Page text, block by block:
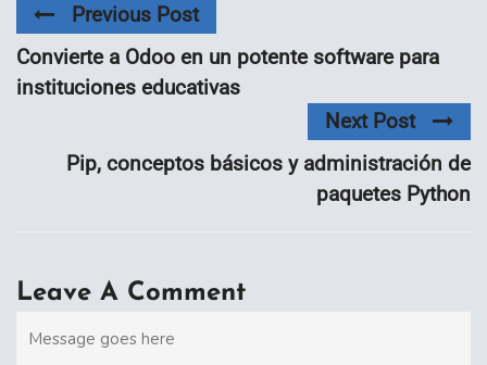
Previous Post
Convierte a Odoo en un potente software para
instituciones educativas
Next Post
Pip, conceptos básicos y administración de
paquetes Python
Leave A Comment